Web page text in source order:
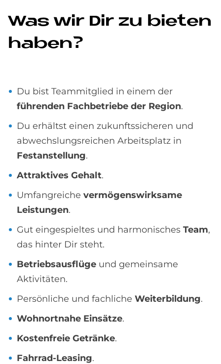
Was wir Dir zu bie­ten
ha­ben?
Du bist Teammitglied in einem der
führenden Fachbetriebe der Region.
Du erhältst einen zukunftssicheren und
abwechslungsreichen Arbeitsplatz in
Festanstellung.
Attraktives Gehalt.
Umfangreiche vermögenswirksame
Leistungen.
Gut eingespieltes und harmonisches Team,
das hinter Dir steht.
Betriebsausflüge und gemeinsame
Aktivitäten.
Persönliche und fachliche Weiterbildung.
Wohnortnahe Einsätze.
Kostenfreie Getränke.
Fahrrad-Leasing.